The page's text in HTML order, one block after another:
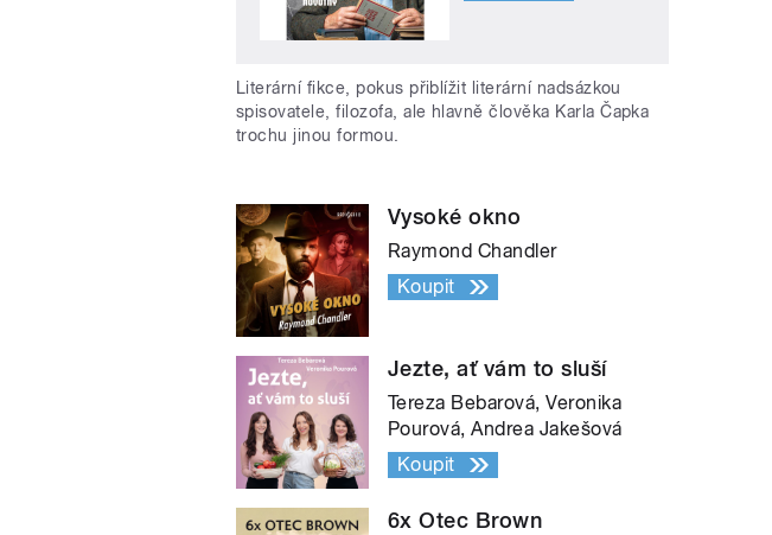
Literární fikce, pokus přiblížit literární nadsázkou
spisovatele, filozofa, ale hlavně člověka Karla Čapka
trochu jinou formou.
Vysoké okno
Raymond Chandler
Koupit
Jezte, ať vám to sluší
Tereza Bebarová, Veronika
Pourová, Andrea Jakešová
Koupit
6x Otec Brown